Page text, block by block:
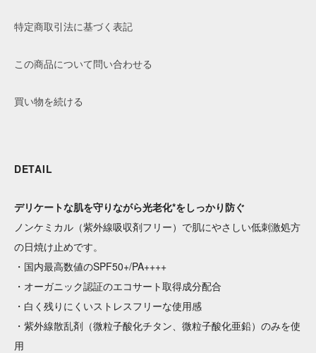
特定商取引法に基づく表記
この商品について問い合わせる
買い物を続ける
DETAIL
デリケートな肌を守りながら光老化*をしっかり防ぐ
ノンケミカル（紫外線吸収剤フリー）で肌にやさしい低刺激処方
の日焼け止めです。
・国内最高数値のSPF50+/PA++++
・オーガニック認証のエコサート取得成分配合
・白く残りにくいストレスフリーな使用感
・紫外線散乱剤（微粒子酸化チタン、微粒子酸化亜鉛）のみを使
用